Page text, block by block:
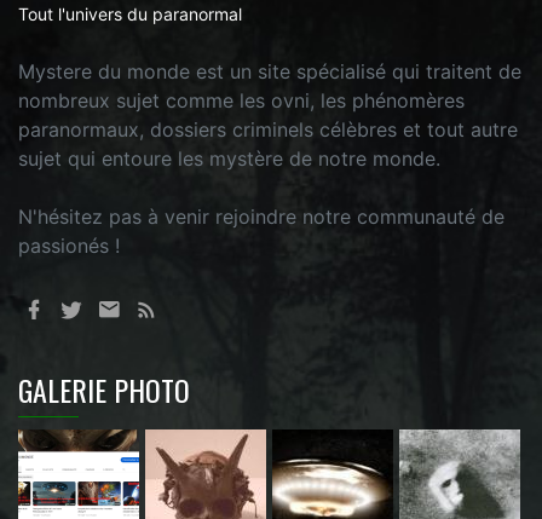
Tout l'univers du paranormal
Mystere du monde est un site spécialisé qui traitent de
nombreux sujet comme les ovni, les phénomères
paranormaux, dossiers criminels célèbres et tout autre
sujet qui entoure les mystère de notre monde.
N'hésitez pas à venir rejoindre notre communauté de
passionés !
GALERIE PHOTO